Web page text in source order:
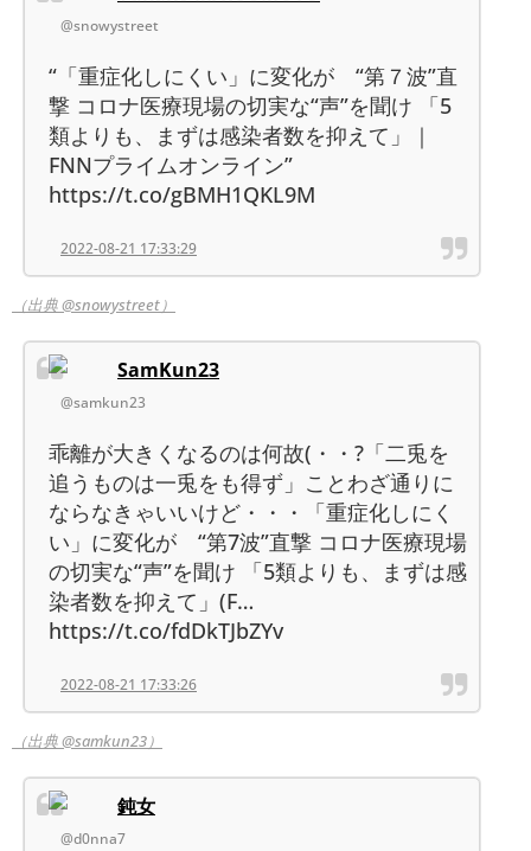
@snowystreet
“「重症化しにくい」に変化が “第７波”直
撃 コロナ医療現場の切実な“声”を聞け 「5
類よりも、まずは感染者数を抑えて」｜
FNNプライムオンライン”
https://t.co/gBMH1QKL9M
2022-08-21 17:33:29
（出典 @snowystreet）
SamKun23
@samkun23
乖離が大きくなるのは何故(・・?「二兎を
追うものは一兎をも得ず」ことわざ通りに
ならなきゃいいけど・・・「重症化しにく
い」に変化が “第7波”直撃 コロナ医療現場
の切実な“声”を聞け 「5類よりも、まずは感
染者数を抑えて」(F…
https://t.co/fdDkTJbZYv
2022-08-21 17:33:26
（出典 @samkun23）
鈍女
@d0nna7